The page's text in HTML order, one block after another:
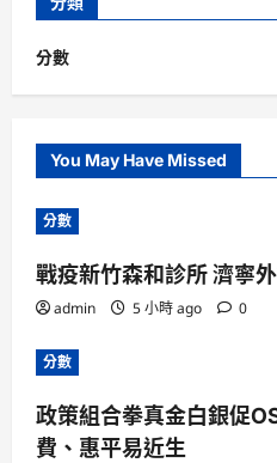
分數
You May Have Missed
分數
戰疫新竹森和診所 濟寧
admin 5 小時 ago 0
分數
政策組合拳真金白銀促
費、惠平易近生